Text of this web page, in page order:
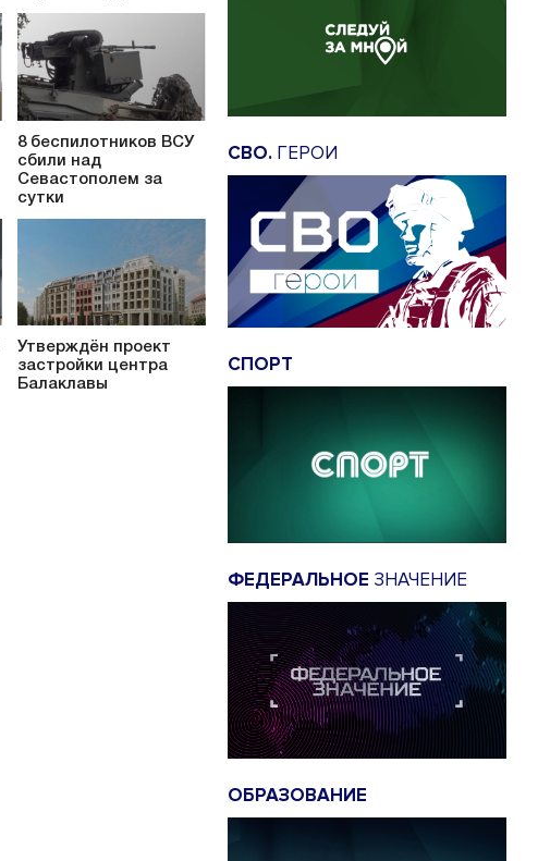
8 беспилотников ВСУ
сбили над
Севастополем за
сутки
Утверждён проект
застройки центра
Балаклавы
СВО. ГЕРОИ
СПОРТ
ФЕДЕРАЛЬНОЕ ЗНАЧЕНИЕ
ОБРАЗОВАНИЕ